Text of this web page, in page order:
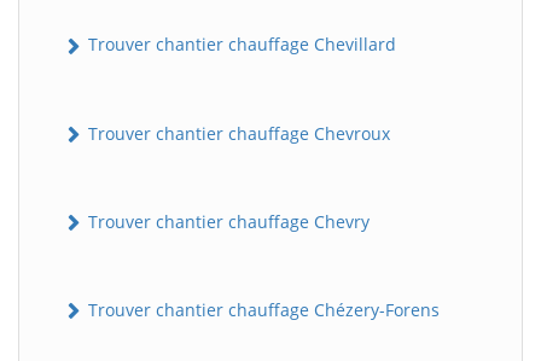
Trouver chantier chauffage Chevillard
Trouver chantier chauffage Chevroux
Trouver chantier chauffage Chevry
Trouver chantier chauffage Chézery-Forens